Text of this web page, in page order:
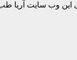
این وب سایت آریا